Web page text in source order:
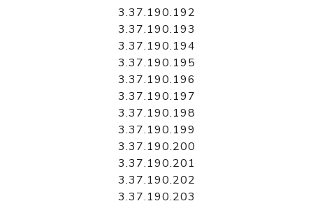
3.37.190.192
3.37.190.193
3.37.190.194
3.37.190.195
3.37.190.196
3.37.190.197
3.37.190.198
3.37.190.199
3.37.190.200
3.37.190.201
3.37.190.202
3.37.190.203